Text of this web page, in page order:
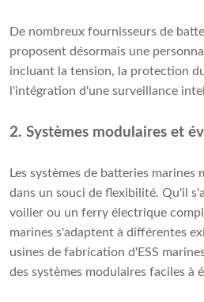
De nombreux fournisseurs de
proposent désormais une
incluant la tension, la protection
l'intégration d'une surveillance
2. Systèmes modulaires et
Les systèmes de batteries marines
dans un souci de flexibilité. Qu'il
voilier ou un ferry électrique
marines s'adaptent à différentes
usines de fabrication d'ESS
des systèmes modulaires faciles à